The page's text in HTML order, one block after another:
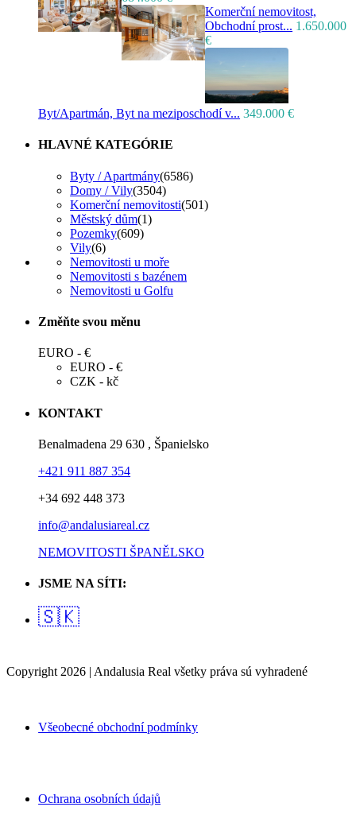
Komerční nemovitost,
Obchodní prost... 1.650.000
€
Byt/Apartmán, Byt na meziposchodí v... 349.000 €
HLAVNÉ KATEGÓRIE
Byty / Apartmány(6586)
Domy / Vily(3504)
Komerční nemovitosti(501)
Městský dům(1)
Pozemky(609)
Vily(6)
Nemovitosti u moře
Nemovitosti s bazénem
Nemovitosti u Golfu
Změňte svou měnu
EURO - €
EURO - €
CZK - kč
KONTAKT
Benalmadena 29 630 , Španielsko
+421 911 887 354
+34 692 448 373
info@andalusiareal.cz
NEMOVITOSTI ŠPANĚLSKO
JSME NA SÍTI:
🇸🇰
Copyright 2026 | Andalusia Real všetky práva sú vyhradené
Všeobecné obchodní podmínky
Ochrana osobních údajů